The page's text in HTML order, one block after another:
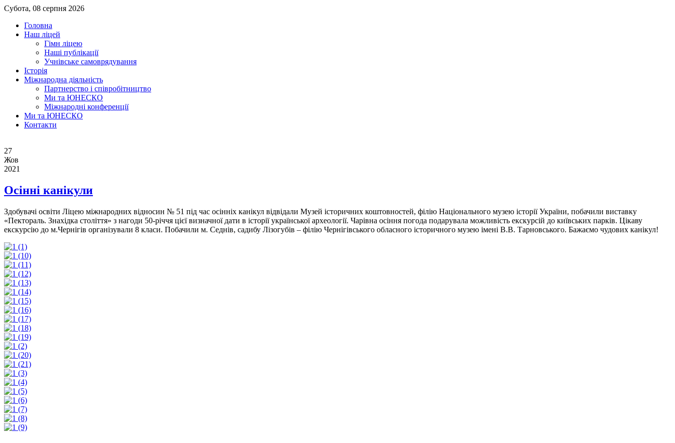
Субота, 08 серпня 2026
Головна
Наш ліцей
Гімн ліцею
Наші публікації
Учнівське самоврядування
Історія
Міжнародна діяльність
Партнерство і співробітництво
Ми та ЮНЕСКО
Міжнародні конференції
Ми та ЮНЕСКО
Контакти
27
Жов
2021
Осінні канікули
Здобувачі освіти Ліцею міжнародних відносин № 51 під час осінніх канікул відвідали Музей історичних коштовностей, філію Національного музею історії України, побачили виставку
«Пектораль. Знахідка століття» з нагоди 50-річчя цієї визначної дати в історії української археології. Чарівна осіння погода подарувала можливість екскурсій до київських парків. Цікаву
екскурсію до м.Чернігів організували 8 класи. Побачили м. Седнів, садибу Лізогубів – філію Чернігівського обласного історичного музею імені В.В. Тарновського. Бажаємо чудових канікул!